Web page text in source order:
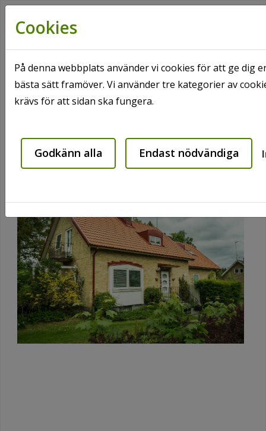
Hem Våra områden
Sibbhult
Möllegatan 12 A-B
Cookies
På denna webbplats använder vi cookies för att ge dig
bästa sätt framöver. Vi använder tre kategorier av
krävs för att sidan ska fungera.
Godkänn alla Endast nödvändiga